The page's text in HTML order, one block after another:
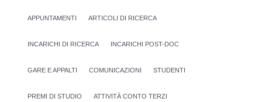
APPUNTAMENTI ARTICOLI DI RICERCA
INCARICHI DI RICERCA INCARICHI POST-DOC
GARE E APPALTI COMUNICAZIONI STUDENTI
PREMI DI STUDIO ATTIVITÀ CONTO TERZI